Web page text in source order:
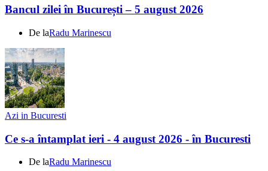
Bancul zilei în București – 5 august 2026
De laRadu Marinescu
Azi in Bucuresti
Ce s-a întamplat ieri - 4 august 2026 - în Bucuresti
De laRadu Marinescu